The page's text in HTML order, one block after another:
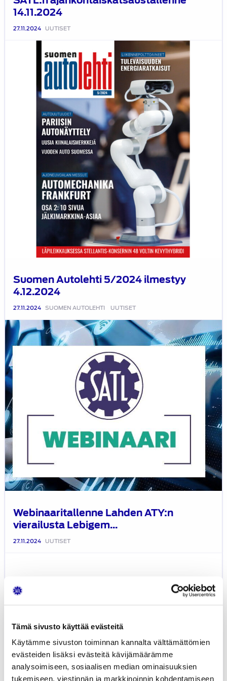
Tämä sivusto käyttää evästeitä
Käytämme sivuston toiminnan kannalta välttämättömien
evästeiden lisäksi evästeitä kävijämäärämme
analysoimiseen, sosiaalisen median ominaisuuksien
tukemiseen, viestinnän ja markkinoinnin kohdentamiseen
14.11.2024
27.11.2024 UUTISET
Suomen Autolehti 5/2024 ilmestyy
4.12.2024
27.11.2024 SUOMEN AUTOLEHTI UUTISET
4.12.2024
Webinaaritallenne Lahden ATY:n
vierailusta Lebigem...
27.11.2024 UUTISET
Webinaaritallenne
Lahden
ATY:n
vierailusta
Lebigem
Oy:ssä
Black
Friday
-
perjantaina
29.11.2024
SATL:n
kirjakaupassa